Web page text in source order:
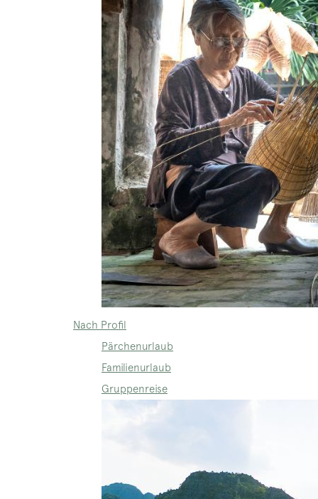
Nach Profil
Pärchenurlaub
Familienurlaub
Gruppenreise